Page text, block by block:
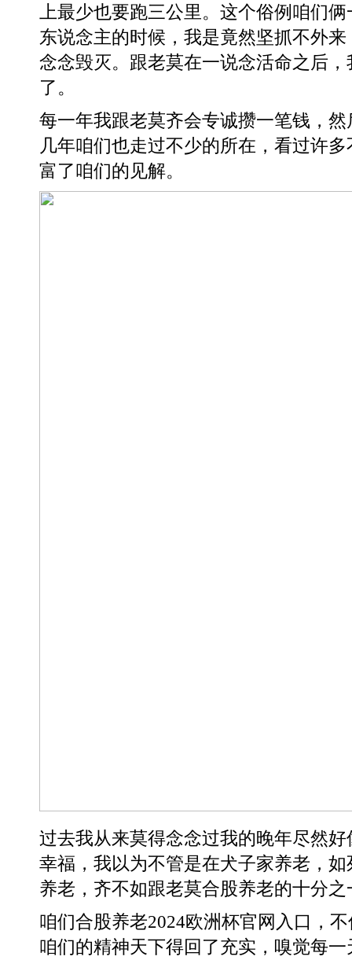
上最少也要跑三公里。这个俗例咱们
东说念主的时候，我是竟然坚抓不外
念念毁灭。跟老莫在一说念活命之后
了。
每一年我跟老莫齐会专诚攒一笔钱，
几年咱们也走过不少的所在，看过许
富了咱们的见解。
过去我从来莫得念念过我的晚年尽然
幸福，我以为不管是在犬子家养老，
养老，齐不如跟老莫合股养老的十分之
咱们合股养老2024欧洲杯官网入口，
咱们的精神天下得回了充实，嗅觉每